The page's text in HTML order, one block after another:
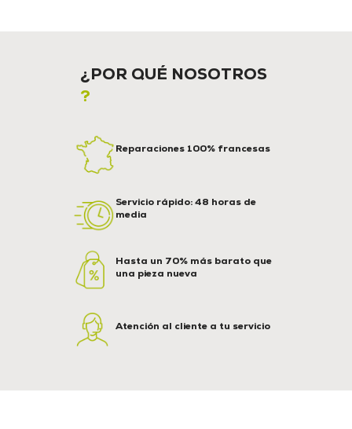
¿POR QUÉ NOSOTROS
?
Reparaciones 100% francesas
Servicio rápido: 48 horas de
media
Hasta un 70% más barato que
una pieza nueva
Atención al cliente a tu servicio